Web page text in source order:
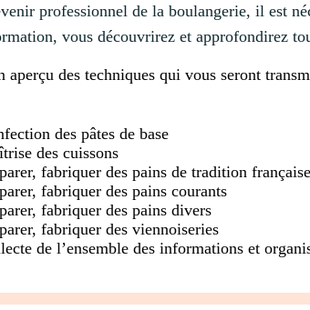
professionnel de la boulangerie, il est
vous découvrirez et approfondirez
aperçu des techniques qui vous seront
des pâtes de base
des cuissons
fabriquer des pains de tradition française
fabriquer des pains courants
fabriquer des pains divers
fabriquer des viennoiseries
de l’ensemble des informations et